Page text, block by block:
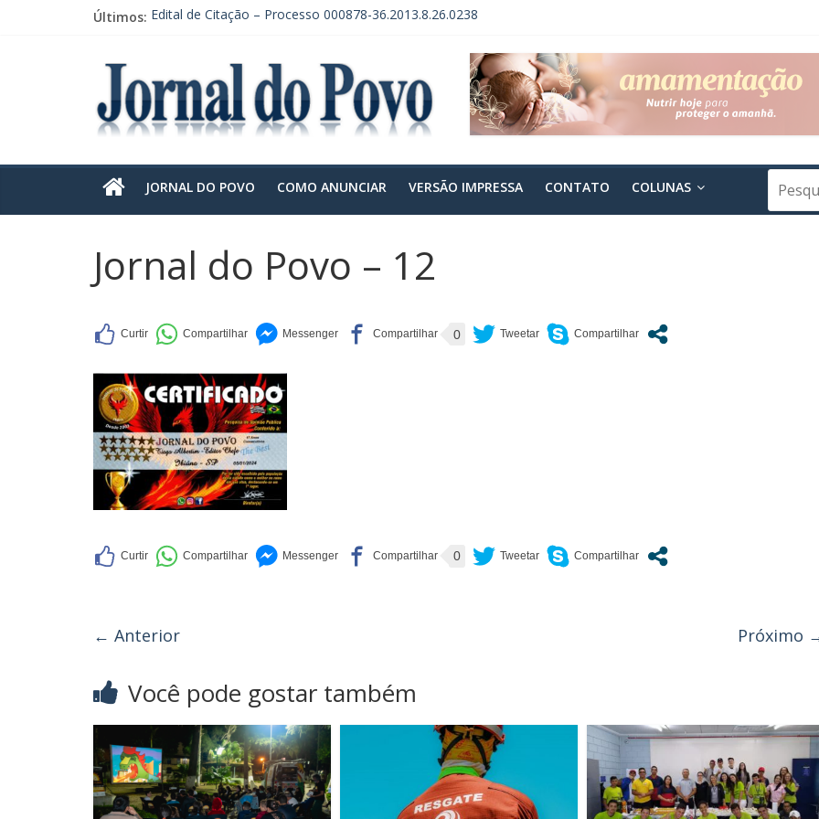
Últimos: Edital de Citação – Processo 000878-36.2013.8.26.0238
EDITAL DE CONVOCAÇÃO DE ASSEMBLEIA GERAL DE FUNDAÇÃO – INSTITUTO VERDE HORIZONTE
CONVOCAÇÃO EM RECLAMAÇÃO POR DEPENDÊNCIA DE ACORDO
EDITAL DE CITAÇÃO – PRAZO DE 30 DIAS. PROCESSO Nº 0004295-60.2014.8.26.0238
JORNAL DO POVO COMO ANUNCIAR VERSÃO IMPRESSA CONTATO COLUNAS
Jornal do Povo – 12
0
0
← Anterior Próximo
Você pode gostar também